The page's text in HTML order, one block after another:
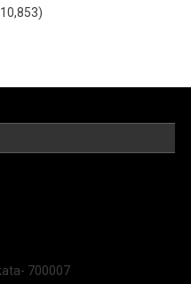
700007